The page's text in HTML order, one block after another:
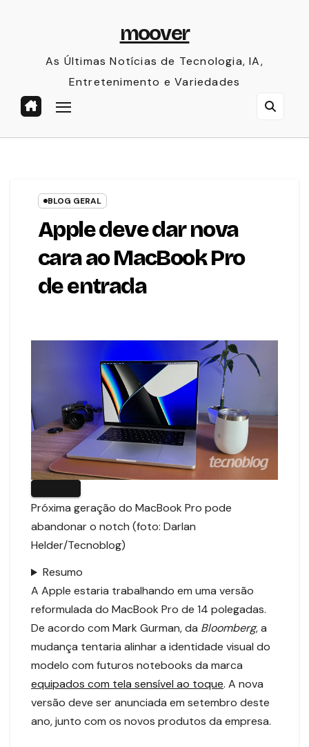
moover
As Últimas Notícias de Tecnologia, IA,
Entretenimento e Variedades
BLOG GERAL
Apple deve dar nova
cara ao MacBook Pro
de entrada
Próxima geração do MacBook Pro pode
abandonar o notch (foto: Darlan
Helder/Tecnoblog)
Resumo
A Apple estaria trabalhando em uma versão
reformulada do MacBook Pro de 14 polegadas.
De acordo com Mark Gurman, da Bloomberg, a
mudança tentaria alinhar a identidade visual do
modelo com futuros notebooks da marca
equipados com tela sensível ao toque. A nova
versão deve ser anunciada em setembro deste
ano, junto com os novos produtos da empresa.